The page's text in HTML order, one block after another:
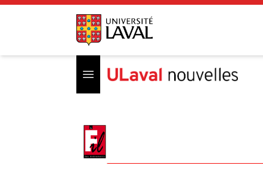
Open menu